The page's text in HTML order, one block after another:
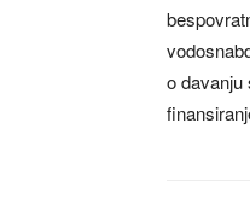
o davanju